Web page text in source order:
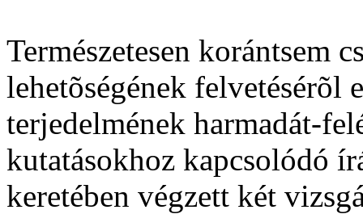
Természetesen korántsem
lehetõségének felvetésérõl
terjedelmének harmadát-
kutatásokhoz kapcsolódó
keretében végzett két